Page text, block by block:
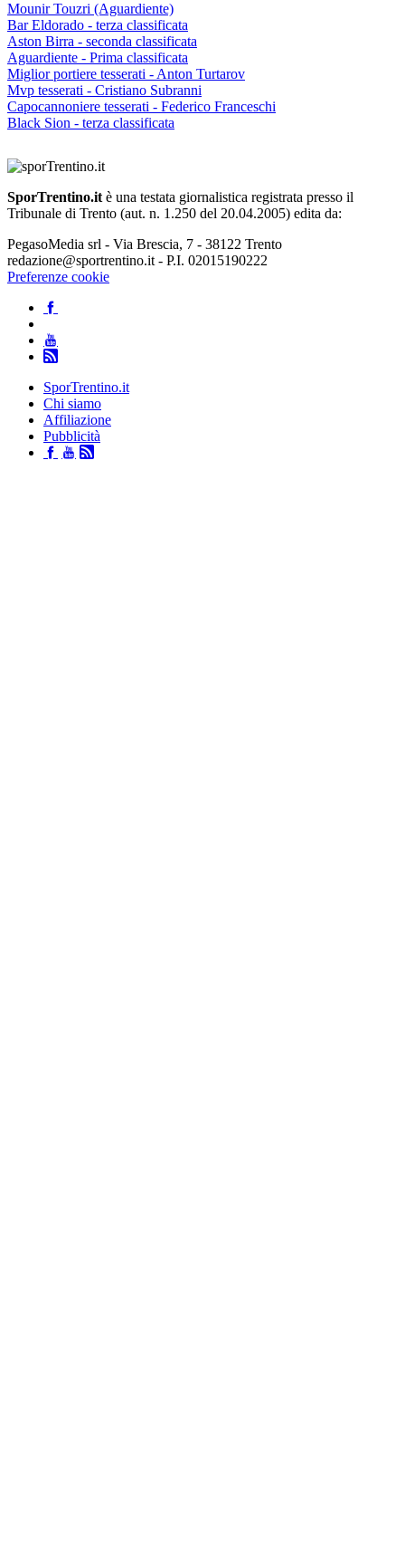
Mounir Touzri (Aguardiente)
Bar Eldorado - terza classificata
Aston Birra - seconda classificata
Aguardiente - Prima classificata
Miglior portiere tesserati - Anton Turtarov
Mvp tesserati - Cristiano Subranni
Capocannoniere tesserati - Federico Franceschi
Black Sion - terza classificata
SporTrentino.itè una testata giornalistica registrata presso il
Tribunale di Trento (aut. n. 1.250 del 20.04.2005) edita da:
PegasoMedia srl - Via Brescia, 7 - 38122 Trento
redazione@sportrentino.it - P.I. 02015190222
Preferenze cookie
SporTrentino.it
Chi siamo
Affiliazione
Pubblicità